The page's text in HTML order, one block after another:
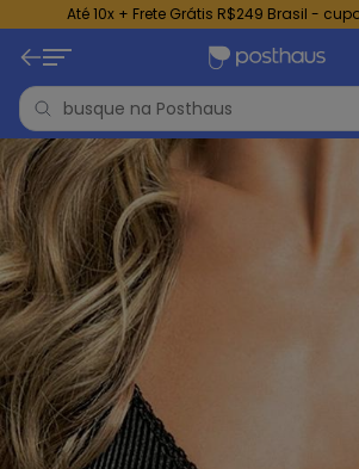
Até 10x + Frete Grátis R$249 Brasil -